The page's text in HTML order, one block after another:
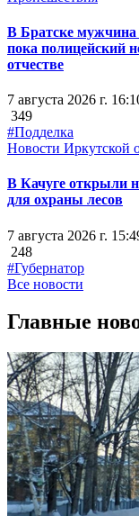
В Братске мужчина
пока полицейский
отчестве
7 августа 2026 г.
349
#Подделка
Новости Иркутской
В Качуге открыли
для охраны лесов
7 августа 2026 г.
248
#Губернатор
Все новости
Главные